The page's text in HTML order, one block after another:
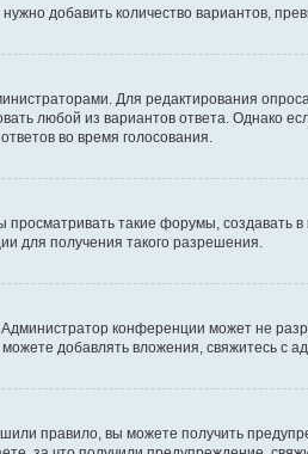
добавить количество вариантов,
Для редактирования
любой из вариантов ответа. Однако
во время голосования.
такие форумы, создавать
для получения такого разрешения.
конференции может не
добавлять вложения, свяжитесь с
правило, вы можете получить